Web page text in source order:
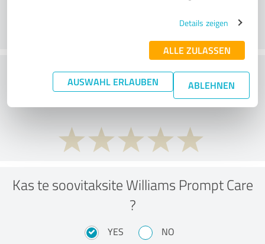
Details zeigen
ALLE ZULASSEN
AUSWAHL ERLAUBEN ABLEHNEN
What do you think of the price to
performance ratio?
Kas te soovitaksite Williams Prompt Care
?
YES NO